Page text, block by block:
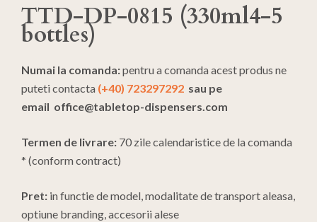
TTD-DP-0815 (330ml4-5
bottles)
Numai la comanda:pentru a comanda acest produs ne
puteti contacta (+40) 723297292 sau pe
email office@tabletop-dispensers.com
Termen de livrare: 70 zile calendaristice de la comanda
* (conform contract)
Pret: in functie de model, modalitate de transport aleasa,
optiune branding, accesorii alese